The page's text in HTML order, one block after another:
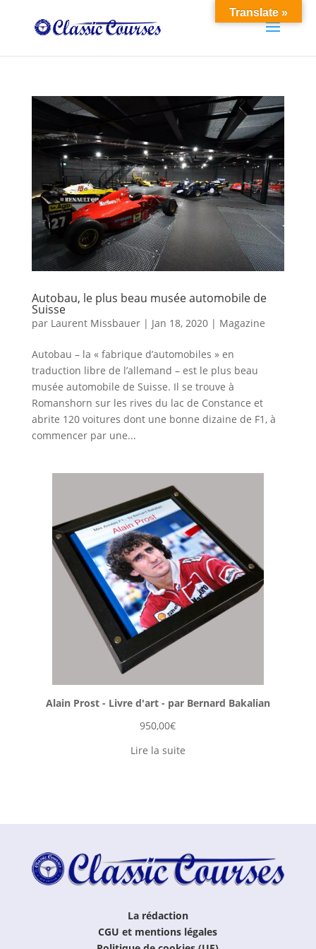
Autobau, le plus beau musée automobile de
Suisse
par Laurent Missbauer| Jan 18, 2020| Magazine
Autobau – la « fabrique d’automobiles » en
traduction libre de l’allemand – est le plus beau
musée automobile de Suisse. Il se trouve à
Romanshorn sur les rives du lac de Constance et
abrite 120 voitures dont une bonne dizaine de F1, à
commencer par une...
Alain Prost - Livre d'art - par Bernard Bakalian
950,00€
Lire la suite
La rédaction
CGU et mentions légales
Translate »